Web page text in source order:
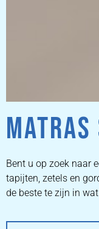
Bent u op zoek naar
tapijten, zetels en
de beste te zijn in